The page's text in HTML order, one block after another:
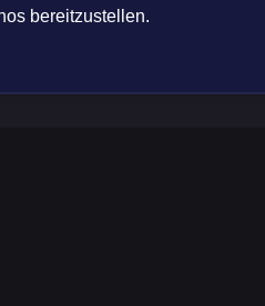
bereitzustellen.